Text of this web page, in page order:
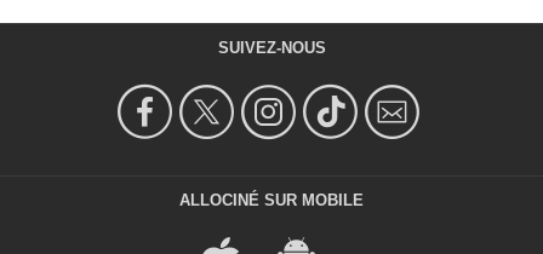
SUIVEZ-NOUS
ALLOCINÉ SUR MOBILE